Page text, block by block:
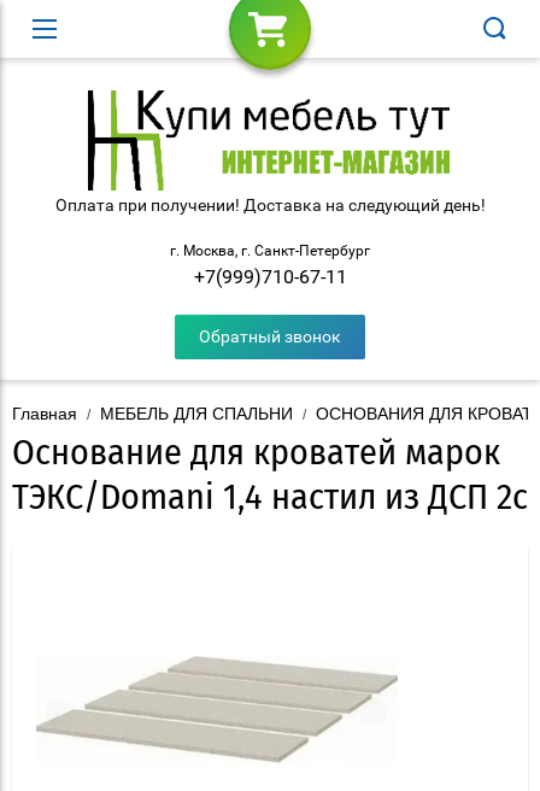
Оплата при получении! Доставка на следующий день!
г. Москва, г. Санкт-Петербург
+7(999)710-67-11
Обратный звонок
Главная / МЕБЕЛЬ ДЛЯ СПАЛЬНИ / ОСНОВАНИЯ ДЛЯ
Основание для кроватей марок
ТЭКС/Domani 1,4 настил из ДСП 2с